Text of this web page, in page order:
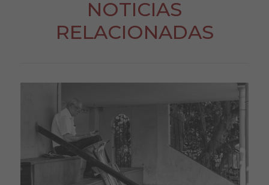
NOTICIAS
RELACIONADAS